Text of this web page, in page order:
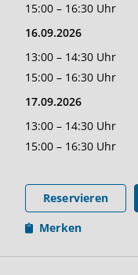
15:00 – 16:30 Uhr
16.09.2026
13:00 – 14:30 Uhr
15:00 – 16:30 Uhr
17.09.2026
13:00 – 14:30 Uhr
15:00 – 16:30 Uhr
Reservieren
Merken